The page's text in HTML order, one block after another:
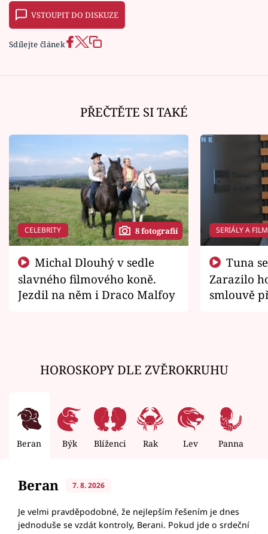
VSTOUPIT DO DISKUZE
Sdílejte článek
PŘEČTĚTE SI TAKÉ
CELEBRITY 8 fotografií
slavného filmového koně.
Jezdil na něm i Draco Malfoy
SERIÁLY A
Zarazilo
smlouvě
HOROSKOPY DLE ZVĚROKRUHU
Beran Býk Blíženci Rak Lev Panna
Beran 7. 8. 2026
Je velmi pravděpodobné, že nejlepším řešením je dnes
jednoduše se vzdát kontroly, Berani. Pokud jde o srdeční